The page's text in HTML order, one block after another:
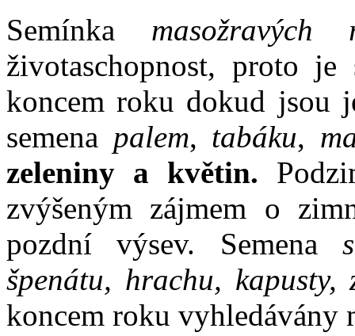
Semínka masožravých
životaschopnost, proto je
koncem roku dokud jsou
semena palem, tabáku,
zeleniny a květin.
zvýšeným zájmem o
pozdní výsev. Semena
špenátu, hrachu, kapusty,
koncem roku vyhledávány